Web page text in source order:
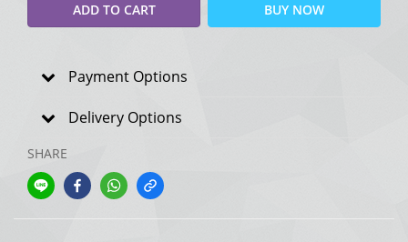
ADD TO CART BUY NOW
Payment Options
Delivery Options
SHARE